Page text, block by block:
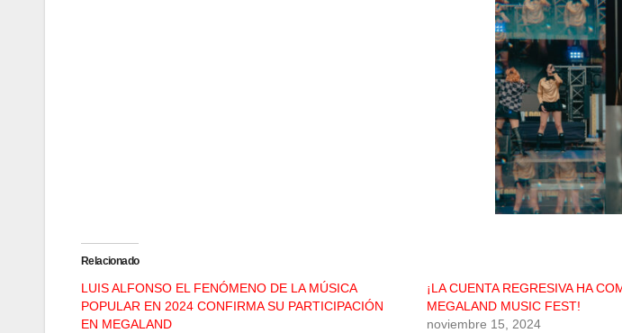
Relacionado
LUIS ALFONSO EL FENÓMENO DE LA MÚSICA
POPULAR EN 2024 CONFIRMA SU PARTICIPACIÓN
EN MEGALAND
¡LA CUENTA REGRESIVA HA
MEGALAND MUSIC FEST!
noviembre 15, 2024